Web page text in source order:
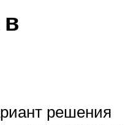
решения